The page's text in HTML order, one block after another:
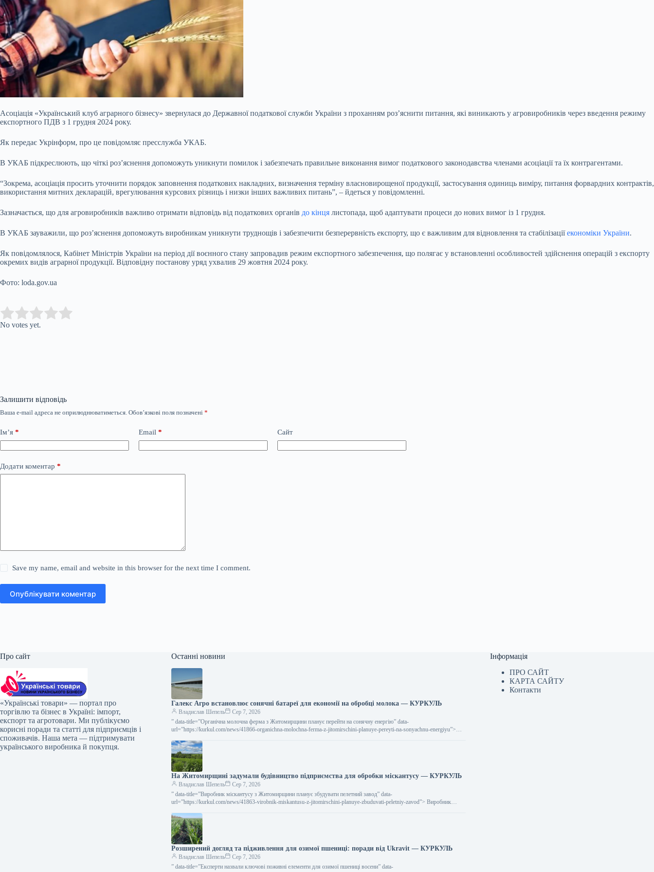
Асоціація «Український клуб аграрного бізнесу» звернулася до Державної податкової служби України з проханням роз’яснити питання, які виникають у агровиробників через введення режиму
експортного ПДВ з 1 грудня 2024 року.
Як передає Укрінформ, про це повідомляє пресслужба УКАБ.
В УКАБ підкреслюють, що чіткі роз’яснення допоможуть уникнути помилок і забезпечать правильне виконання вимог податкового законодавства членами асоціації та їх контрагентами.
“Зокрема, асоціація просить уточнити порядок заповнення податкових накладних, визначення терміну власновирощеної продукції, застосування одиниць виміру, питання форвардних контрактів,
використання митних декларацій, врегулювання курсових різниць і низки інших важливих питань”, – йдеться у повідомленні.
Зазначається, що для агровиробників важливо отримати відповідь від податкових органів до кінця листопада, щоб адаптувати процеси до нових вимог із 1 грудня.
В УКАБ зауважили, що роз’яснення допоможуть виробникам уникнути труднощів і забезпечити безперервність експорту, що є важливим для відновлення та стабілізаціїекономіки України.
Як повідомлялося, Кабінет Міністрів України на період дії воєнного стану запровадив режим експортного забезпечення, що полягає у встановленні особливостей здійснення операцій з експорту
окремих видів аграрної продукції. Відповідну постанову уряд ухвалив 29 жовтня 2024 року.
Фото: loda.gov.ua
Rate this item:
No votes yet.
Залишити відповідь
Ваша e-mail адреса не оприлюднюватиметься. Обов’язкові поля позначені *
Ім’я * Email * Сайт
Додати коментар *
Save my name, email and website in this browser for the next time I comment.
Опублікувати коментар
Про сайт
«Українські товари» — портал про
торгівлю та бізнес в Україні: імпорт,
експорт та агротовари. Ми публікуємо
корисні поради та статті для підприємців і
споживачів. Наша мета — підтримувати
українського виробника й покупця.
Останні новини
Галекс Агро встановлює сонячні батареї для економії на обробці молока — КУРКУЛЬ
Владислав Шепель
Сер 7, 2026
” data-title=”Органічна молочна ферма з Житомирщини планує перейти на сонячну енергію” data-
url=”https://kurkul.com/news/41866-organichna-molochna-ferma-z-jitomirschini-planuye-pereyti-na-sonyachnu-energiyu”>
На Житомирщині задумали будівництво підприємства для обробки міскантусу — КУРКУЛЬ
Владислав Шепель
Сер 7, 2026
” data-title=”Виробник міскантусу з Житомирщини планує збудувати пелетний завод” data-
url=”https://kurkul.com/news/41863-virobnik-miskantusu-z-jitomirschini-planuye-zbuduvati-peletniy-zavod”> Виробник
Розширений догляд та підживлення для озимої пшениці: поради від Ukravit — КУРКУЛЬ
Владислав Шепель
Сер 7, 2026
” data-title=”Експерти назвали ключові поживні елементи для озимої пшениці восени” data-
Інформація
ПРО САЙТ
КАРТА САЙТУ
Контакти